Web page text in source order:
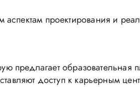
проектирования и
предлагает образовательная
доступ к карьерным